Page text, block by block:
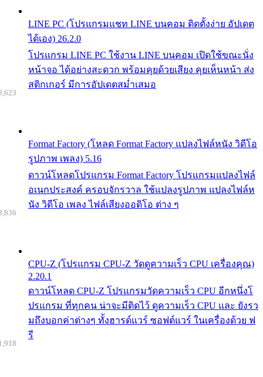
LINE PC (โปรแกรมแชท LINE บนคอม ติดตั้งง่าย อัปเดต
ได้เอง) 26.2.0
โปรแกรม LINE PC ใช้งาน LINE บนคอม เปิดใช้ขณะนั่ง
หน้าจอ ได้อย่างสะดวก พร้อมคุยด้วยเสียง คุยเห็นหน้า ส่ง
สติกเกอร์ มีการอัปเดตสม่ำเสมอ
Format Factory (โหลด Format Factory แปลงไฟล์หนัง วิดีโอ
รูปภาพ เพลง) 5.16
ดาวน์โหลดโปรแกรม Format Factory โปรแกรมแปลงไฟล์
อเนกประสงค์ ครอบจักรวาล ใช้แปลงรูปภาพ แปลงไฟล์ห
นัง วิดีโอ เพลง ไฟล์เสียงออดิโอ ต่าง ๆ
CPU-Z (โปรแกรม CPU-Z วัดดูความเร็ว CPU เครื่องคุณ)
2.20.1
ดาวน์โหลด CPU-Z โปรแกรมวัดความเร็ว CPU อีกหนึ่งโ
ปรแกรม ที่ทุกคน น่าจะมีติดไว้ ดูความเร็ว CPU และ ยังรว
มถึงบอกค่าต่างๆ ทั้งฮารด์แวร์ ซอฟต์แวร์ ในเครื่องด้วย ฟ
รี